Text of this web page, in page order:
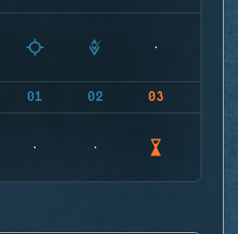
01 02 03